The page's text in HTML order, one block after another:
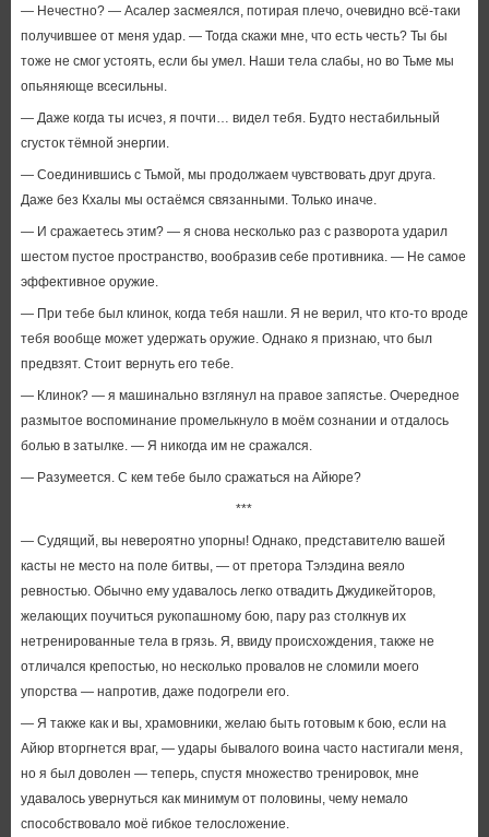
— Нечестно? — Асалер засмеялся, потирая плечо, очевидно всё-таки
получившее от меня удар. — Тогда скажи мне, что есть честь? Ты бы
тоже не смог устоять, если бы умел. Наши тела слабы, но во Тьме мы
опьяняюще всесильны.
— Даже когда ты исчез, я почти… видел тебя. Будто нестабильный
сгусток тёмной энергии.
— Соединившись с Тьмой, мы продолжаем чувствовать друг друга.
Даже без Кхалы мы остаёмся связанными. Только иначе.
— И сражаетесь этим? — я снова несколько раз с разворота ударил
шестом пустое пространство, вообразив себе противника. — Не самое
эффективное оружие.
— При тебе был клинок, когда тебя нашли. Я не верил, что кто-то вроде
тебя вообще может удержать оружие. Однако я признаю, что был
предвзят. Стоит вернуть его тебе.
— Клинок? — я машинально взглянул на правое запястье. Очередное
размытое воспоминание промелькнуло в моём сознании и отдалось
болью в затылке. — Я никогда им не сражался.
— Разумеется. С кем тебе было сражаться на Айюре?
***
— Судящий, вы невероятно упорны! Однако, представителю вашей
касты не место на поле битвы, — от претора Тэлэдина веяло
ревностью. Обычно ему удавалось легко отвадить Джудикейторов,
желающих поучиться рукопашному бою, пару раз столкнув их
нетренированные тела в грязь. Я, ввиду происхождения, также не
отличался крепостью, но несколько провалов не сломили моего
упорства — напротив, даже подогрели его.
— Я также как и вы, храмовники, желаю быть готовым к бою, если на
Айюр вторгнется враг, — удары бывалого воина часто настигали меня,
но я был доволен — теперь, спустя множество тренировок, мне
удавалось увернуться как минимум от половины, чему немало
способствовало моё гибкое телосложение.